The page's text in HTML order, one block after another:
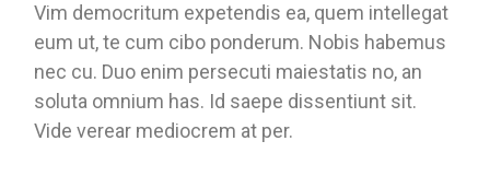
Vim democritum expetendis ea, quem intellegat
eum ut, te cum cibo ponderum. Nobis habemus
nec cu. Duo enim persecuti maiestatis no, an
soluta omnium has. Id saepe dissentiunt sit.
Vide verear mediocrem at per.